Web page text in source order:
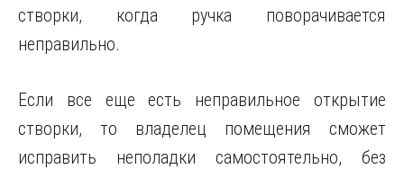
створки, когда ручка поворачивается
неправильно.
Если все еще есть неправильное открытие
створки, то владелец помещения сможет
исправить неполадки самостоятельно, без